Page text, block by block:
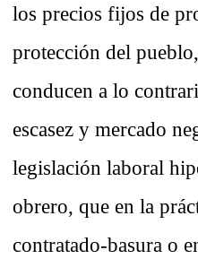
los precios fijos de
protección del
conducen a lo
escasez y mercado
legislación laboral
obrero, que en la
contratado-basura o